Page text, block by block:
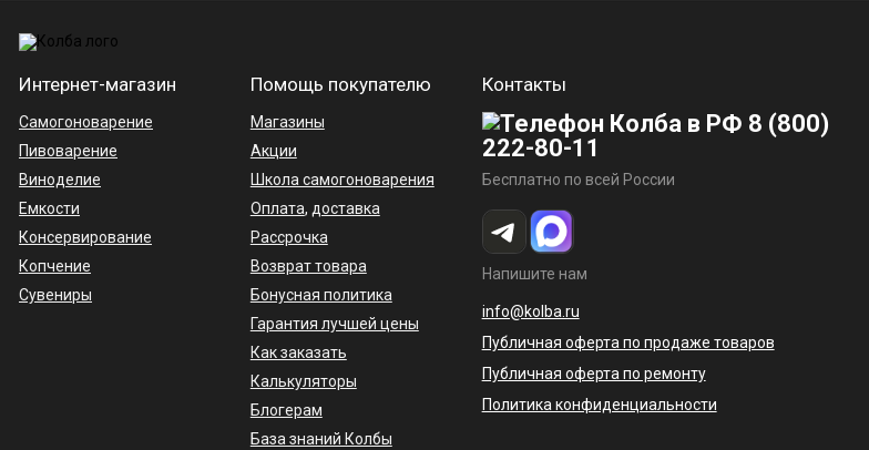
Интернет-магазин
Самогоноварение
Пивоварение
Виноделие
Емкости
Консервирование
Копчение
Сувениры
Помощь покупателю
Магазины
Акции
Школа самогоноварения
Оплата, доставка
Рассрочка
Возврат товара
Бонусная политика
Гарантия лучшей цены
Как заказать
Калькуляторы
Блогерам
База знаний Колбы
Контакты
8 (800)
222-80-11
Бесплатно по всей России
Напишите нам
info@kolba.ru
Публичная оферта по продаже товаров
Публичная оферта по ремонту
Политика конфиденциальности